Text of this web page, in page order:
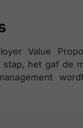
Value
het gaf de